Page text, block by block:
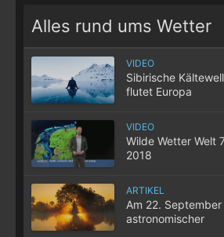
Alles rund ums Wetter
VIDEO
Sibirische
flutet Europa
VIDEO
Wilde Wetter Welt
2018
ARTIKEL
Am 22.
astronomischer